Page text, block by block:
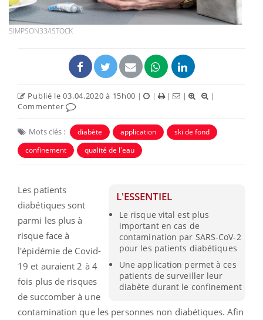
SIMPSON33/ISTOCK
Publié le 03.04.2020 à 15h00 | | | |
|
Commenter
Mots clés : diabète application
ski de fond
confinement
qualité de l'eau
L'ESSENTIEL
Le risque vital est plus
important en cas de
contamination par SARS-CoV-2
pour les patients diabétiques
Une application permet à ces
patients de surveiller leur
diabète durant le confinement
Les patients
diabétiques sont
parmi les plus à
risque face à
l'épidémie de Covid-
19 et auraient 2 à 4
fois plus de risques
de succomber à une
contamination que les personnes non diabétiques. Afin